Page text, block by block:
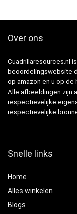
Over ons
Cuadrillaresources.nl
beoordelingswebsite
op amazon en u op
Alle afbeeldingen zijn
respectievelijke
respectievelijke
Snelle links
Home
Alles winkelen
Blogs